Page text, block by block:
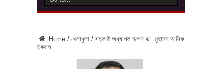
Home / খেলাধুলা / সহকারী অধ্যাপক হলেন ডা. মুহাম্মদ আসিফ
ইকবাল